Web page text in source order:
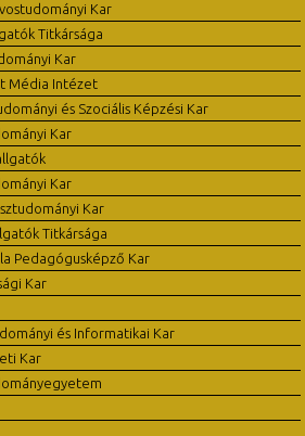
Kar
Titkársága
Kar
Média Intézet
és Szociális Képzési Kar
Kar
Kar
Kar
Titkársága
Pedagógusképző Kar
Kar
és Informatikai Kar
Kar